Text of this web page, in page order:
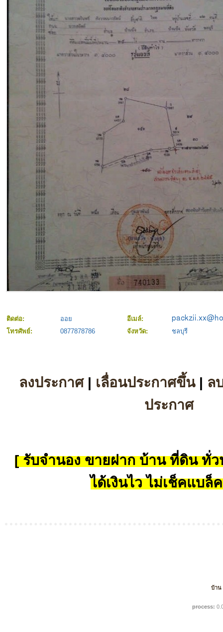
ติดต่อ: ออย
อีเมล์:
โทรศัพย์:
0877878786 จังหวัด: ชลบุรี
ลงประกาศ| เลื่อนประกาศขึ้น| ล
ประกาศ
[ รับจำนอง ขายฝาก บ้าน ที่ดิน ทั่ว
ได้เงินไว ไม่เช็คแบล็
บ้าน
process: